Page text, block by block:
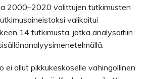
2000–2020 valittujen tutkimusten
valikoitui
14 tutkimusta, jotka analysoitiin
ei ollut pikkukeskoselle vahingollinen